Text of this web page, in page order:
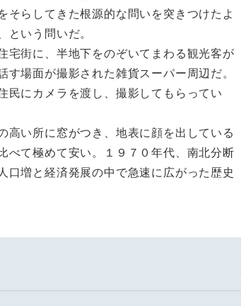
らしてきた根源的な問いを突きつけたよ
いう問いだ。
街に、半地下をのぞいてまわる観光客が
場面が撮影された雑貨スーパー周辺だ。
民にカメラを渡し、撮影してもらってい
い所に窓がつき、地表に顔を出している
べて極めて安い。１９７０年代、南北分断
増と経済発展の中で急速に広がった歴史